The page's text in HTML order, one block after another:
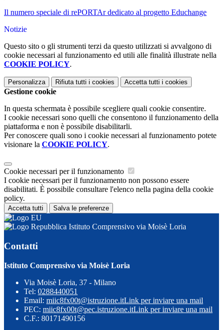
Il numero speciale di rePORTAr dedicato al progetto Educhange
Notizie
Questo sito o gli strumenti terzi da questo utilizzati si avvalgono di
cookie necessari al funzionamento ed utili alle finalità illustrate nella
COOKIE POLICY.
Personalizza Rifiuta tutti i cookies Accetta tutti i cookies
Gestione cookie
In questa schermata è possibile scegliere quali cookie consentire.
I cookie necessari sono quelli che consentono il funzionamento della
piattaforma e non è possibile disabilitarli.
Per conoscere quali sono i cookie necessari al funzionamento potete
visionare la COOKIE POLICY.
Cookie necessari per il funzionamento
I cookie necessari per il funzionamento non possono essere
disabilitati. È possibile consultare l'elenco nella pagina della cookie
policy.
Accetta tutti Salva le preferenze
Istituto Comprensivo via Moisè Loria
Contatti
Istituto Comprensivo via Moisè Loria
Via Moisè Loria, 37 - Milano
Tel: 0288440051
Email: miic8fx00t@istruzione.itLink per inviare una mail
PEC: miic8fx00t@pec.istruzione.itLink per inviare una mail
C.F.: 80171490156